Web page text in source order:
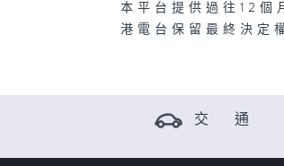
本平台提供過往12個
港電台保留最終決定
交 通